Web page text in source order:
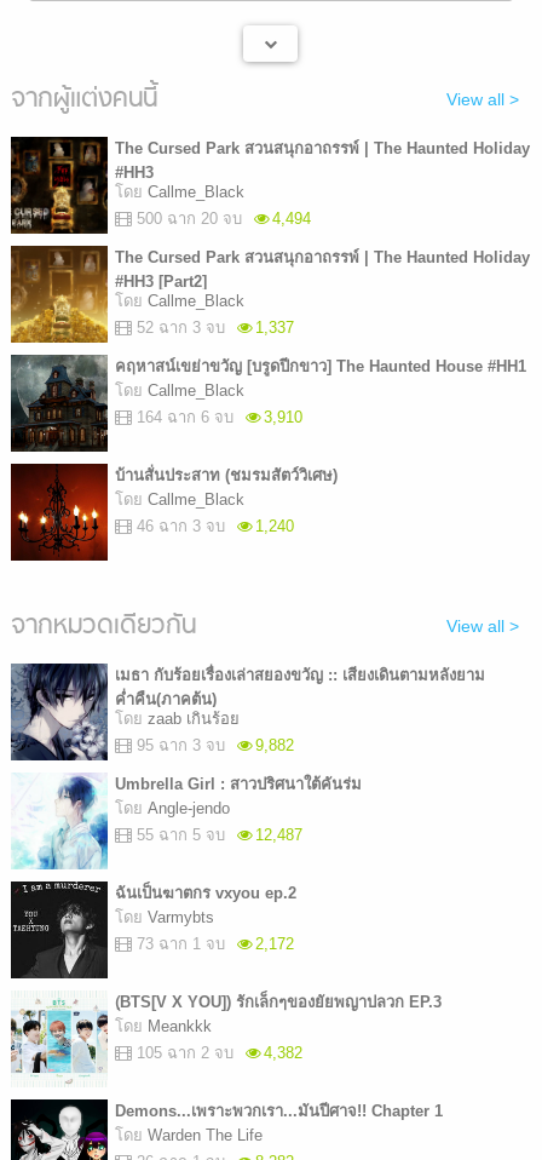
จากผู้แต่งคนนี้ View all >
The Cursed Park สวนสนุกอาถรรพ์ | The Haunted Holiday
#HH3
โดย Callme_Black
500 ฉาก 20 จบ
4,494
The Cursed Park สวนสนุกอาถรรพ์ | The Haunted Holiday
#HH3 [Part2]
โดย Callme_Black
52 ฉาก 3 จบ
1,337
คฤหาสน์เขย่าขวัญ [บรูดปีกขาว] The Haunted House #HH1
โดย Callme_Black
164 ฉาก 6 จบ
3,910
บ้านสั่นประสาท (ชมรมสัตว์วิเศษ)
โดย Callme_Black
46 ฉาก 3 จบ
1,240
จากหมวดเดียวกัน View all >
เมธา กับร้อยเรื่องเล่าสยองขวัญ :: เสียงเดินตามหลังยาม
ค่ำคืน(ภาคต้น)
โดย zaab เกินร้อย
95 ฉาก 3 จบ
9,882
Umbrella Girl : สาวปริศนาใต้คันร่ม
โดย Angle-jendo
55 ฉาก 5 จบ
12,487
ฉันเป็นฆาตกร vxyou ep.2
โดย Varmybts
73 ฉาก 1 จบ
2,172
(ฺBTS[V X YOU]) รักเล็กๆของยัยพญาปลวก EP.3
โดย Meankkk
105 ฉาก 2 จบ
4,382
Demons...เพราะพวกเรา...มันปีศาจ!! Chapter 1
โดย Warden The Life